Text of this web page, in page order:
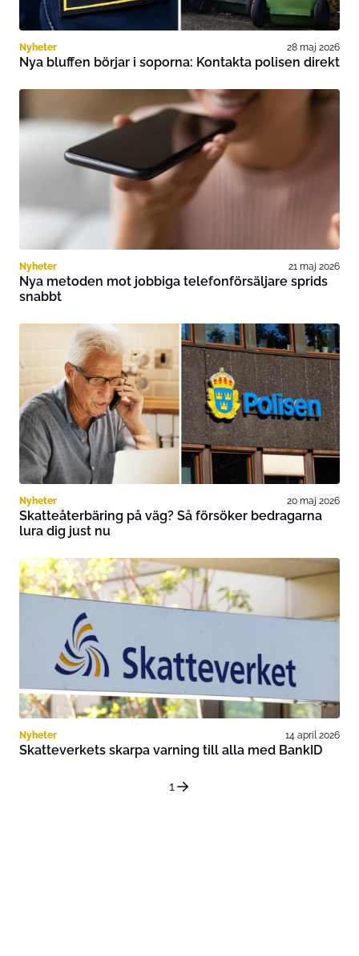
Nyheter 28 maj 2026
Nya bluffen börjar i soporna: Kontakta polisen direkt
Nyheter 21 maj 2026
Nya metoden mot jobbiga telefonförsäljare sprids
snabbt
Nyheter 20 maj 2026
Skatteåterbäring på väg? Så försöker bedragarna
lura dig just nu
Nyheter 14 april 2026
Skatteverkets skarpa varning till alla med BankID
1